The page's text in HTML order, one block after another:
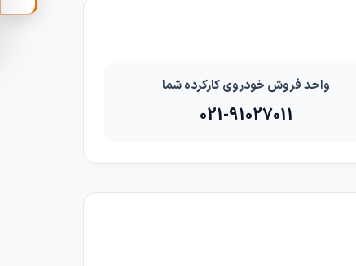
واحد فروش خودروی کارکرده شما
021-91027011